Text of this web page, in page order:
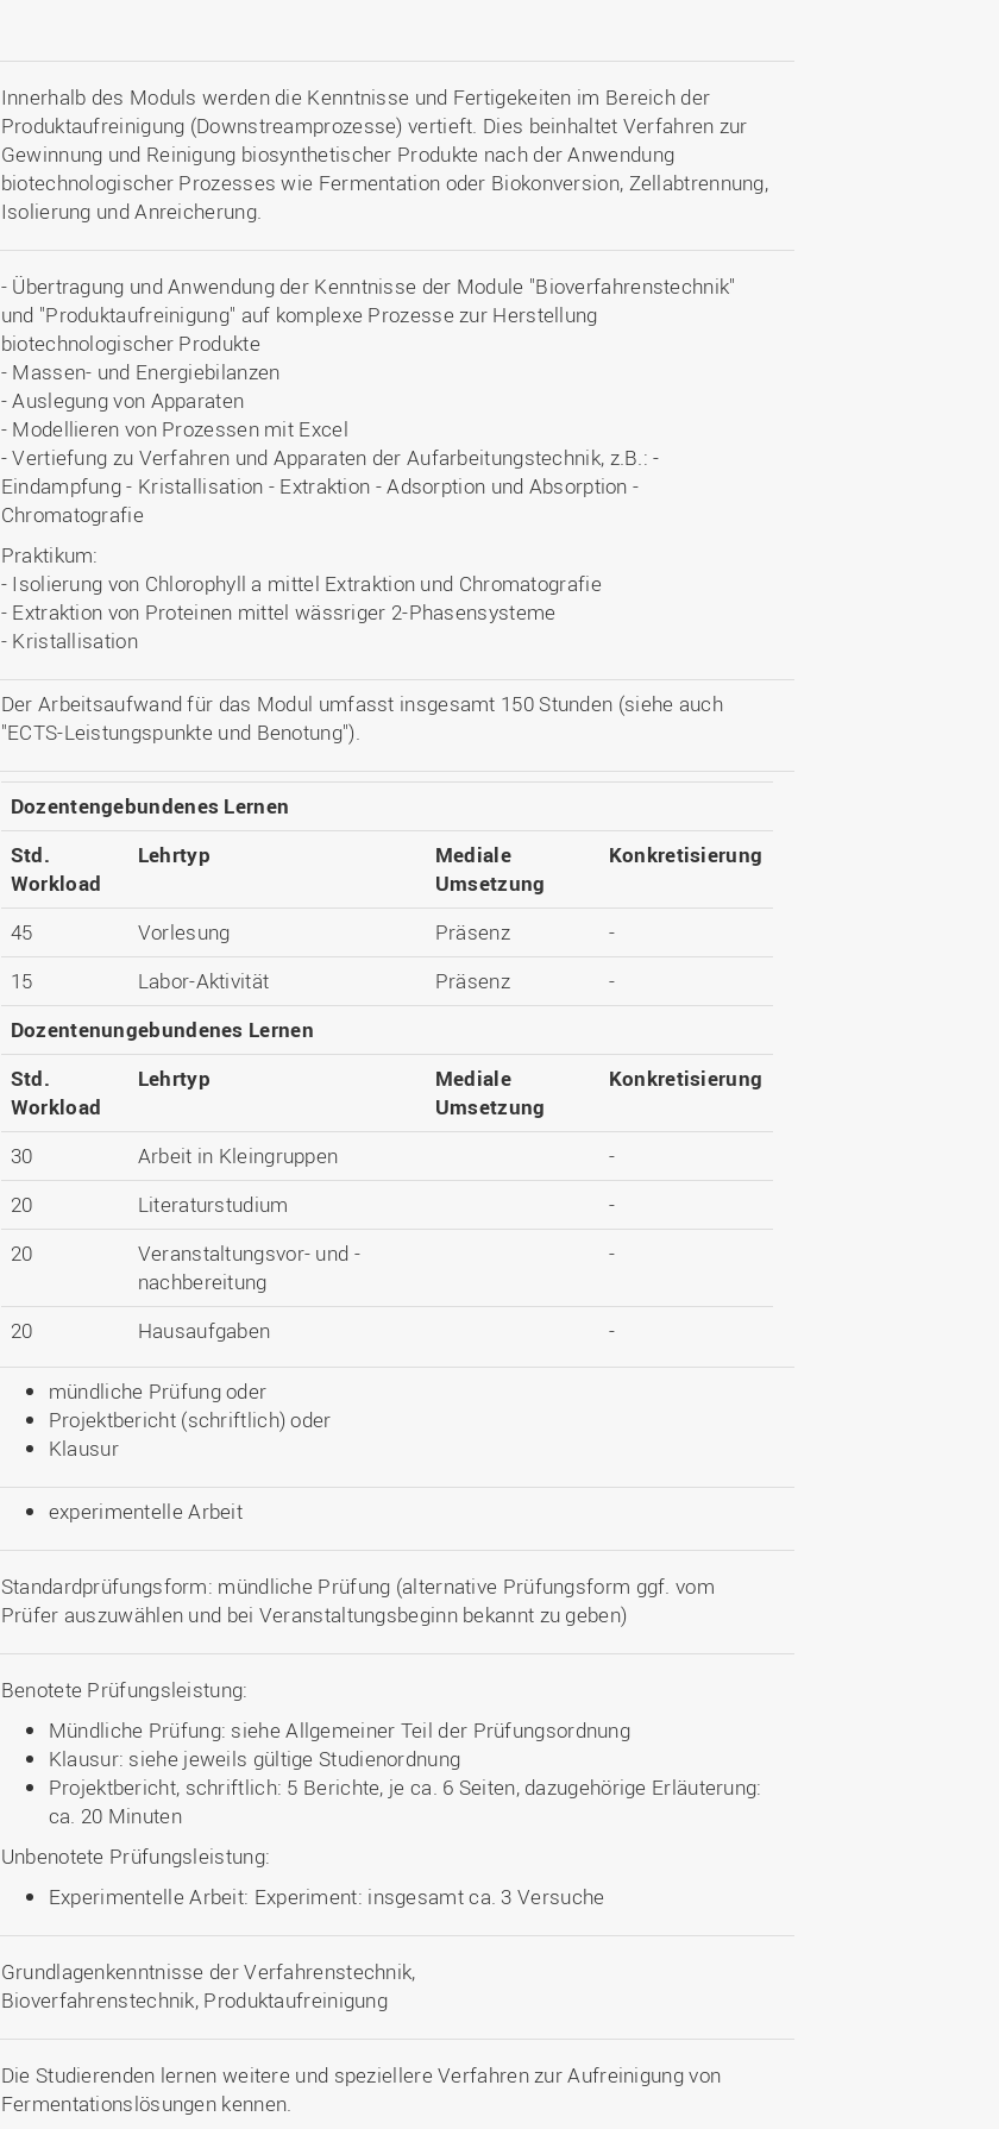
Innerhalb des Moduls werden die Kenntnisse und Fertigekeiten im Bereich der
Produktaufreinigung (Downstreamprozesse) vertieft. Dies beinhaltet Verfahren zur
Gewinnung und Reinigung biosynthetischer Produkte nach der Anwendung
biotechnologischer Prozesses wie Fermentation oder Biokonversion, Zellabtrennung,
Isolierung und Anreicherung.
- Übertragung und Anwendung der Kenntnisse der Module "Bioverfahrenstechnik"
und "Produktaufreinigung" auf komplexe Prozesse zur Herstellung
biotechnologischer Produkte
- Massen- und Energiebilanzen
- Auslegung von Apparaten
- Modellieren von Prozessen mit Excel
- Vertiefung zu Verfahren und Apparaten der Aufarbeitungstechnik, z.B.: -
Eindampfung - Kristallisation - Extraktion - Adsorption und Absorption -
Chromatografie
Praktikum:
- Isolierung von Chlorophyll a mittel Extraktion und Chromatografie
- Extraktion von Proteinen mittel wässriger 2-Phasensysteme
- Kristallisation
Der Arbeitsaufwand für das Modul umfasst insgesamt 150 Stunden (siehe auch
"ECTS-Leistungspunkte und Benotung").
Dozentengebundenes Lernen
Std.
Workload
Lehrtyp
Mediale
Umsetzung
Konkretisierung
45 Vorlesung Präsenz
-
15
Labor-Aktivität Präsenz
-
Dozentenungebundenes Lernen
Std.
Workload
Lehrtyp
Mediale
Umsetzung
Konkretisierung
30 Arbeit in Kleingruppen
-
20
Literaturstudium
-
20
Veranstaltungsvor- und -
nachbereitung
-
20 Hausaufgaben -
mündliche Prüfung oder
Projektbericht (schriftlich) oder
Klausur
experimentelle Arbeit
Standardprüfungsform: mündliche Prüfung (alternative Prüfungsform ggf. vom
Prüfer auszuwählen und bei Veranstaltungsbeginn bekannt zu geben)
Benotete Prüfungsleistung:
Mündliche Prüfung: siehe Allgemeiner Teil der Prüfungsordnung
Klausur: siehe jeweils gültige Studienordnung
Projektbericht, schriftlich: 5 Berichte, je ca. 6 Seiten, dazugehörige Erläuterung:
ca. 20 Minuten
Unbenotete Prüfungsleistung:
Experimentelle Arbeit: Experiment: insgesamt ca. 3 Versuche
Grundlagenkenntnisse der Verfahrenstechnik,
Bioverfahrenstechnik, Produktaufreinigung
Die Studierenden lernen weitere und speziellere Verfahren zur Aufreinigung von
Fermentationslösungen kennen.